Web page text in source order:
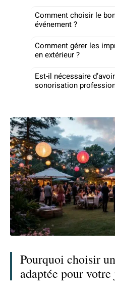
Comment choisir le
événement ?
Comment gérer les
en extérieur ?
Est-il nécessaire
sonorisation
Pourquoi choisir
adaptée pour